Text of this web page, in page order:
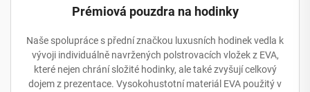
Prémiová pouzdra na hodinky
Naše spolupráce s přední značkou luxusních hodinek vedla k
vývoji individuálně navržených polstrovacích vložek z EVA,
které nejen chrání složité hodinky, ale také zvyšují celkový
dojem z prezentace. Vysokohustotní materiál EVA použitý v